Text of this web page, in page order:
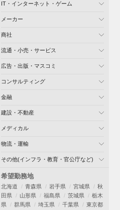
IT・インターネット・ゲーム
メーカー
商社
流通・小売・サービス
広告・出版・マスコミ
コンサルティング
金融
建設・不動産
メディカル
物流・運輸
その他(インフラ・教育・官公庁など)
希望勤務地
北海道 青森県 岩手県 宮城県
秋
田県
山形県 福島県 茨城県
栃木
県
群馬県 埼玉県 千葉県
東京都